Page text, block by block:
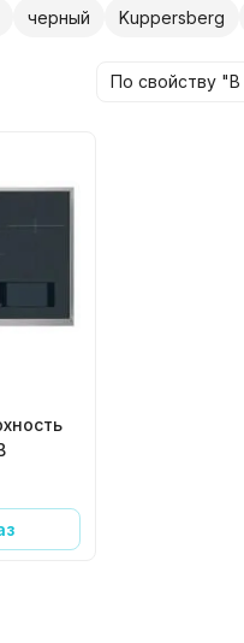
черный Kuppersberg